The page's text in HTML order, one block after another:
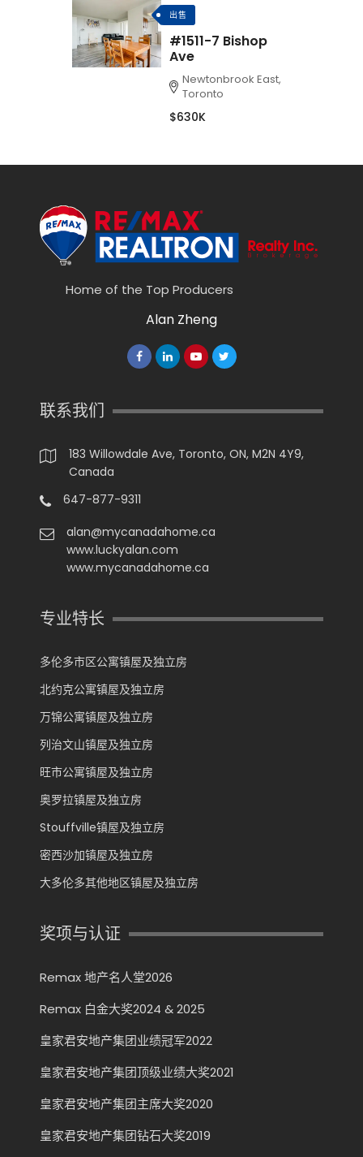
出售
#1511-7 Bishop
Ave
Newtonbrook East,
Toronto
$630K
Home of the Top Producers
Alan Zheng
联系我们
183 Willowdale Ave, Toronto, ON, M2N 4Y9,
Canada
647-877-9311
alan@mycanadahome.ca
www.luckyalan.com
www.mycanadahome.ca
专业特长
多伦多市区公寓镇屋及独立房
北约克公寓镇屋及独立房
万锦公寓镇屋及独立房
列治文山镇屋及独立房
旺市公寓镇屋及独立房
奥罗拉镇屋及独立房
Stouffville镇屋及独立房
密西沙加镇屋及独立房
大多伦多其他地区镇屋及独立房
奖项与认证
Remax 地产名人堂2026
Remax 白金大奖2024 & 2025
皇家君安地产集团业绩冠军2022
皇家君安地产集团顶级业绩大奖2021
皇家君安地产集团主席大奖2020
皇家君安地产集团钻石大奖2019